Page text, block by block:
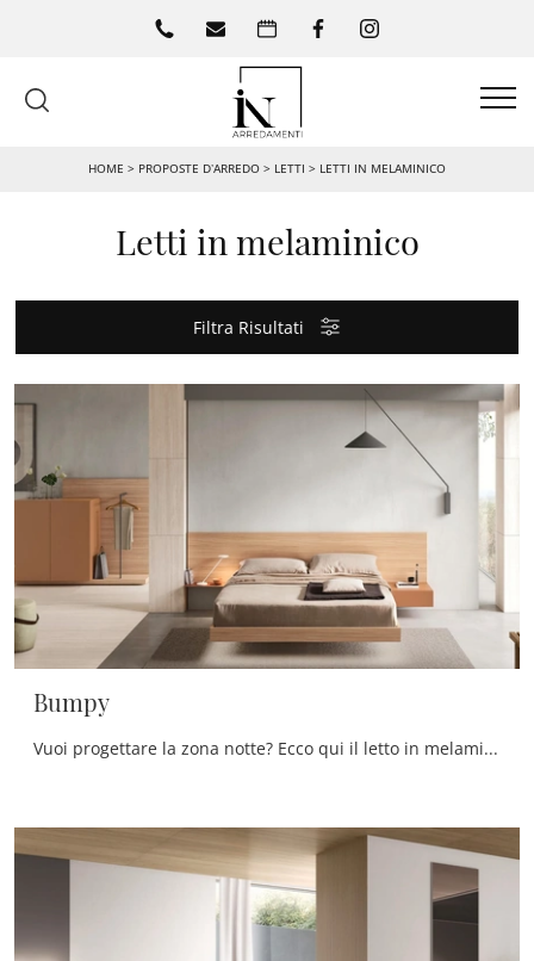
HOME > PROPOSTE D’ARREDO > LETTI > LETTI IN MELAMINICO
Letti in melaminico
Filtra Risultati
Bumpy
Vuoi progettare la zona notte? Ecco qui il letto in melaminico Bumpy di Maronese per spazi moderni.